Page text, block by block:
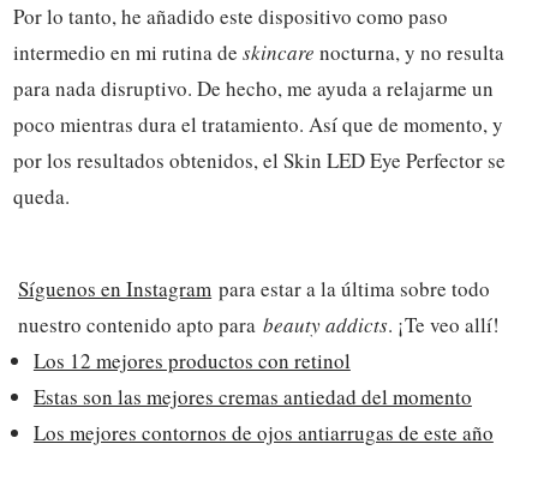
Por lo tanto, he añadido este dispositivo como paso
intermedio en mi rutina de skincare nocturna, y no resulta
para nada disruptivo. De hecho, me ayuda a relajarme un
poco mientras dura el tratamiento. Así que de momento, y
por los resultados obtenidos, el Skin LED Eye Perfector se
queda.
Síguenos en Instagram para estar a la última sobre todo
nuestro contenido apto para beauty addicts. ¡Te veo allí!
Los 12 mejores productos con retinol
Estas son las mejores cremas antiedad del momento
Los mejores contornos de ojos antiarrugas de este año